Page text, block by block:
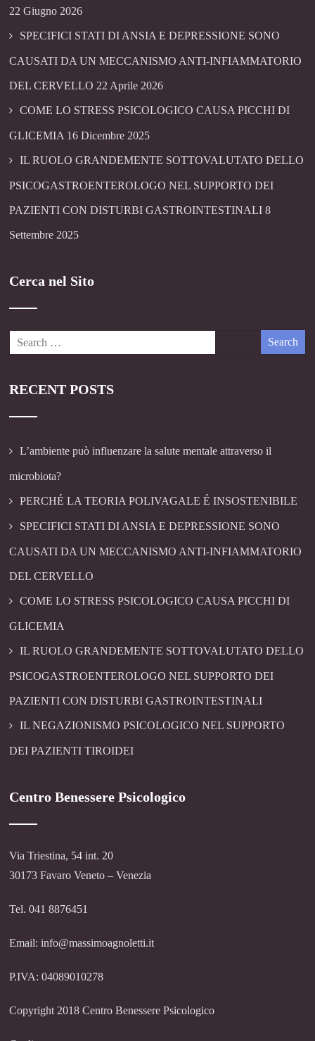
22 Giugno 2026
SPECIFICI STATI DI ANSIA E DEPRESSIONE SONO
CAUSATI DA UN MECCANISMO ANTI-INFIAMMATORIO
DEL CERVELLO 22 Aprile 2026
COME LO STRESS PSICOLOGICO CAUSA PICCHI DI
GLICEMIA 16 Dicembre 2025
IL RUOLO GRANDEMENTE SOTTOVALUTATO DELLO
PSICOGASTROENTEROLOGO NEL SUPPORTO DEI
PAZIENTI CON DISTURBI GASTROINTESTINALI 8
Settembre 2025
Cerca nel Sito
RECENT POSTS
L’ambiente può influenzare la salute mentale attraverso il
microbiota?
PERCHÉ LA TEORIA POLIVAGALE É INSOSTENIBILE
SPECIFICI STATI DI ANSIA E DEPRESSIONE SONO
CAUSATI DA UN MECCANISMO ANTI-INFIAMMATORIO
DEL CERVELLO
COME LO STRESS PSICOLOGICO CAUSA PICCHI DI
GLICEMIA
IL RUOLO GRANDEMENTE SOTTOVALUTATO DELLO
PSICOGASTROENTEROLOGO NEL SUPPORTO DEI
PAZIENTI CON DISTURBI GASTROINTESTINALI
IL NEGAZIONISMO PSICOLOGICO NEL SUPPORTO
DEI PAZIENTI TIROIDEI
Centro Benessere Psicologico
Via Triestina, 54 int. 20
30173 Favaro Veneto – Venezia
Tel. 041 8876451
Email: info@massimoagnoletti.it
P.IVA: 04089010278
Copyright 2018 Centro Benessere Psicologico